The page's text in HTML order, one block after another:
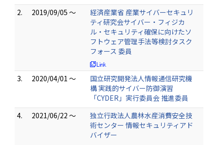
2.
2019/09/05 ～
経済産業省 産業サイバーセキュリ
ティ研究会サイバー・フィジカ
ル・セキュリティ確保に向けたソ
フトウェア管理手法等検討タスク
フォース 委員
3. 2020/04/01 ～
国立研究開発法人情報通信研究機
構 実践的サイバー防御演習
「CYDER」実行委員会 推進委員
4.
2021/06/22 ～
独立行政法人農林水産消費安全技
術センター 情報セキュリティアド
バイザー